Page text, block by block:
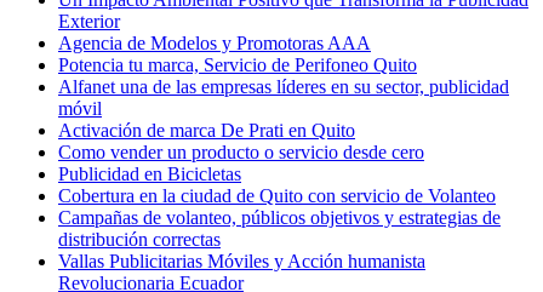
Exterior
Agencia de Modelos y Promotoras AAA
Potencia tu marca, Servicio de Perifoneo Quito
Alfanet una de las empresas líderes en su sector, publicidad
móvil
Activación de marca De Prati en Quito
Como vender un producto o servicio desde cero
Publicidad en Bicicletas
Cobertura en la ciudad de Quito con servicio de Volanteo
Campañas de volanteo, públicos objetivos y estrategias de
distribución correctas
Vallas Publicitarias Móviles y Acción humanista
Revolucionaria Ecuador